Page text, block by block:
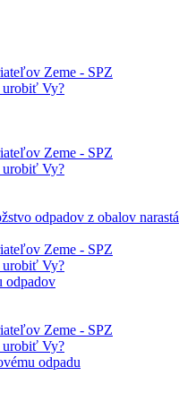
Zeme - SPZ
urobiť Vy?
Zeme - SPZ
urobiť Vy?
odpadov z obalov narastá
Zeme - SPZ
urobiť Vy?
odpadov
Zeme - SPZ
urobiť Vy?
odpadu